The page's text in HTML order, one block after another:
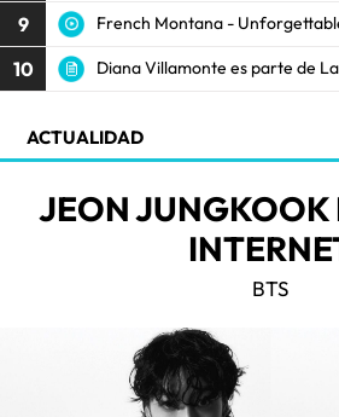
9 French Montana -
10 Diana Villamonte es parte de
ACTUALIDAD
JEON JUNGKOOK
BTS